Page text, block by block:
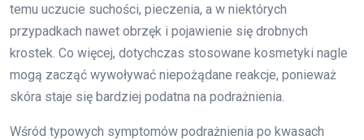
temu uczucie suchości, pieczenia, a w niektórych
przypadkach nawet obrzęk i pojawienie się drobnych
krostek. Co więcej, dotychczas stosowane kosmetyki nagle
mogą zacząć wywoływać niepożądane reakcje, ponieważ
skóra staje się bardziej podatna na podrażnienia.
Wśród typowych symptomów podrażnienia po kwasach